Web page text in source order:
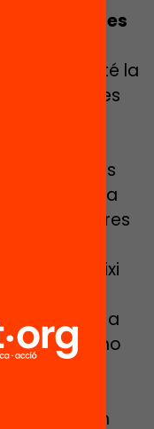
amb les
té la
mecanismes
famílies
sentit, és
la despesa
les 80 hores
a les
que defineixi
i que
com a
per fer-ho
i
i altres
també en